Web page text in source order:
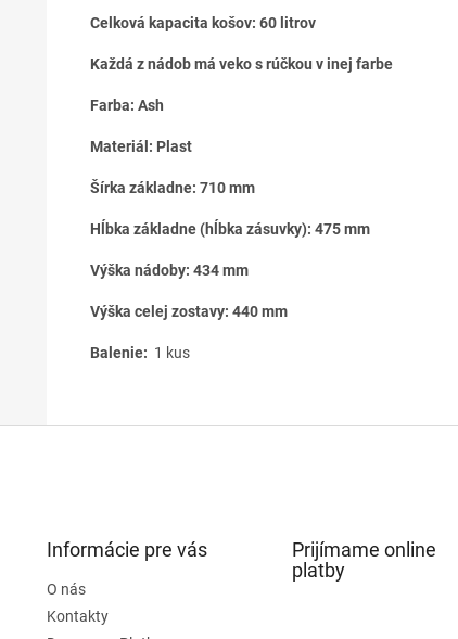
Celková kapacita košov: 60 litrov
Každá z nádob má veko s rúčkou v inej farbe
Farba: Ash
Materiál: Plast
Šírka základne: 710 mm
Hĺbka základne (hĺbka zásuvky): 475 mm
Výška nádoby: 434 mm
Výška celej zostavy: 440 mm
Balenie: 1 kus
Informácie pre vás
O nás
Kontakty
Prijímame online
platby